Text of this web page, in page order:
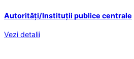
Autorități/Instituții publice centrale
Vezi detalii